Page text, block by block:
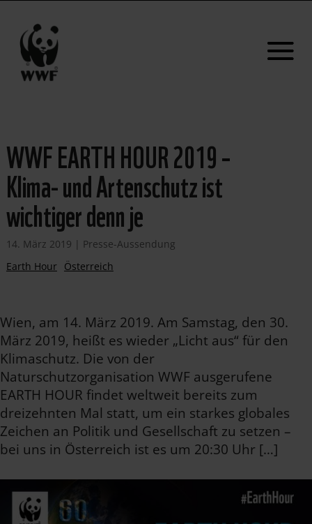
WWF EARTH HOUR 2019 –
Klima- und Artenschutz ist
wichtiger denn je
14. März 2019 | Presse-Aussendung
Earth Hour Österreich
Wien, am 14. März 2019. Am Samstag, den 30.
März 2019, heißt es wieder „Licht aus“ für den
Klimaschutz. Die von der
Naturschutzorganisation WWF ausgerufene
EARTH HOUR findet weltweit bereits zum
dreizehnten Mal statt, um ein starkes globales
Zeichen an Politik und Gesellschaft zu setzen –
bei uns in Österreich ist es um 20:30 Uhr […]